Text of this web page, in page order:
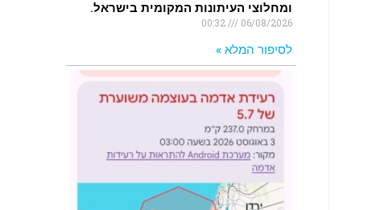
ומחלוצי העיתונות המקומית בישראל.
06/08/2026
לסיפור המלא »